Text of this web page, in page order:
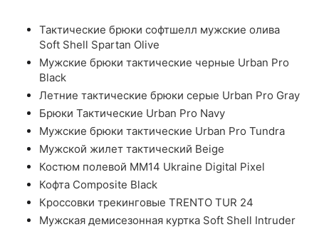
Тактические брюки софтшелл мужские олива
Soft Shell Spartan Olive
Мужские брюки тактические черные Urban Pro
Black
Летние тактические брюки серые Urban Pro Gray
Брюки Тактические Urban Pro Navy
Мужские брюки тактические Urban Pro Tundra
Мужской жилет тактический Beige
Костюм полевой ММ14 Ukraine Digital Pixel
Кофта Composite Black
Кроссовки трекинговые TRENTO TUR 24
Мужская демисезонная куртка Soft Shell Intruder